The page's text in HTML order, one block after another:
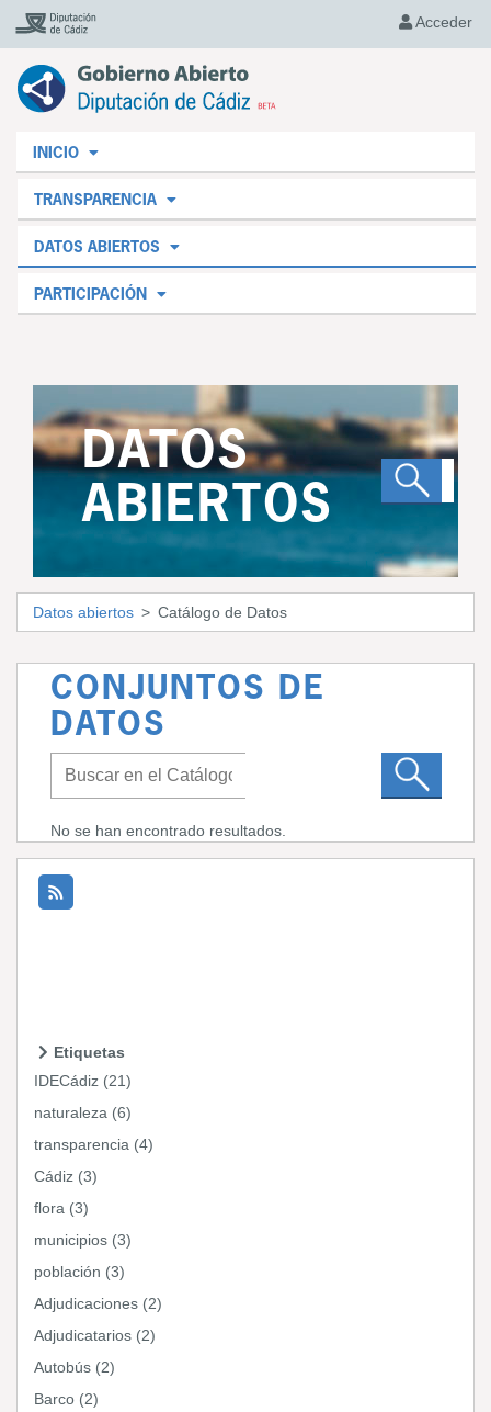
Acceder
INICIO
TRANSPARENCIA
DATOS ABIERTOS
PARTICIPACIÓN
DATOS
ABIERTOS
Datos abiertos Catálogo de Datos
CONJUNTOS DE
DATOS
No se han encontrado resultados.
Etiquetas
IDECádiz (21)
naturaleza (6)
transparencia (4)
Cádiz (3)
flora (3)
municipios (3)
población (3)
Adjudicaciones (2)
Adjudicatarios (2)
Autobús (2)
Barco (2)